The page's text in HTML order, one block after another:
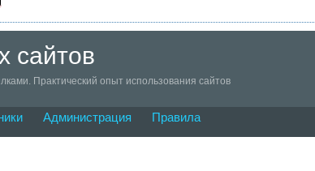
сайтов
Практический опыт использования сайтов
Администрация Правила